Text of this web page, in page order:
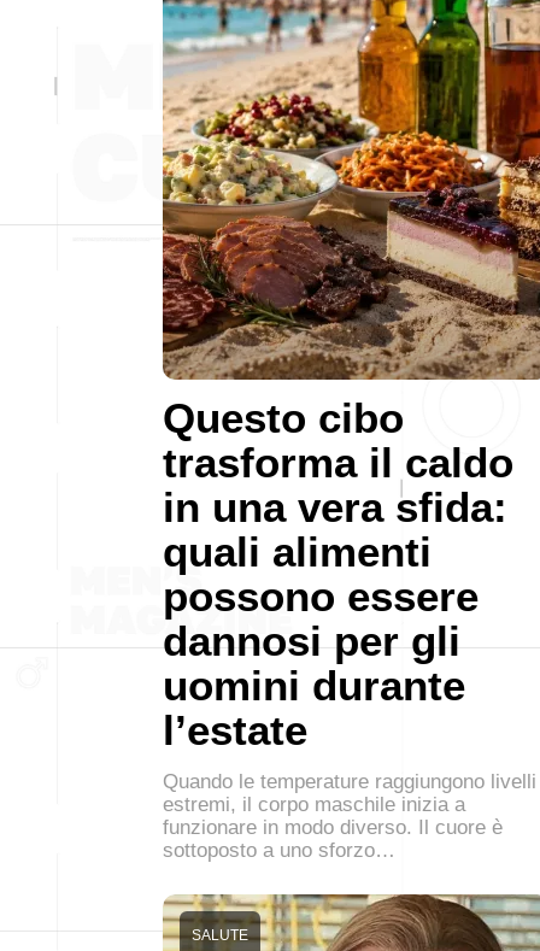
Questo cibo
trasforma il caldo
in una vera sfida:
quali alimenti
possono essere
dannosi per gli
uomini durante
l’estate
Quando le temperature raggiungono livelli
estremi, il corpo maschile inizia a
funzionare in modo diverso. Il cuore è
sottoposto a uno sforzo…
SALUTE